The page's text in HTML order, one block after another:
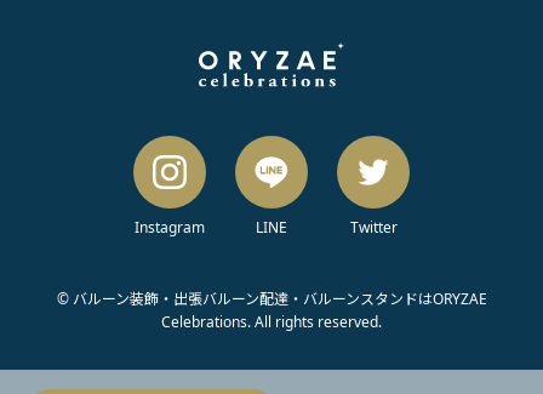
Instagram LINE Twitter
© バルーン装飾・出張バルーン配達・バルーンスタンドはORYZAE
Celebrations. All rights reserved.